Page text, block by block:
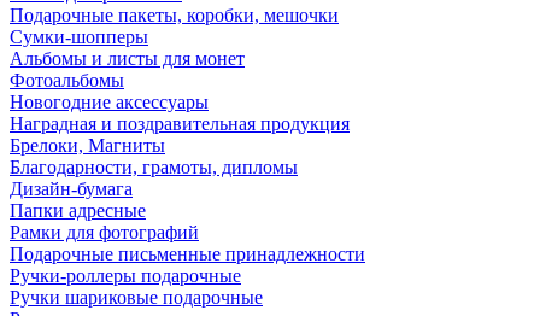
Подарочные пакеты, коробки, мешочки
Сумки-шопперы
Альбомы и листы для монет
Фотоальбомы
Новогодние аксессуары
Наградная и поздравительная продукция
Брелоки, Магниты
Благодарности, грамоты, дипломы
Дизайн-бумага
Папки адресные
Рамки для фотографий
Подарочные письменные принадлежности
Ручки-роллеры подарочные
Ручки шариковые подарочные